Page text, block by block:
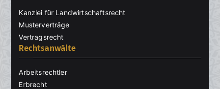
Kanzlei für Landwirtschaftsrecht
Musterverträge
Vertragsrecht
Rechtsanwälte
Arbeitsrechtler
Erbrecht